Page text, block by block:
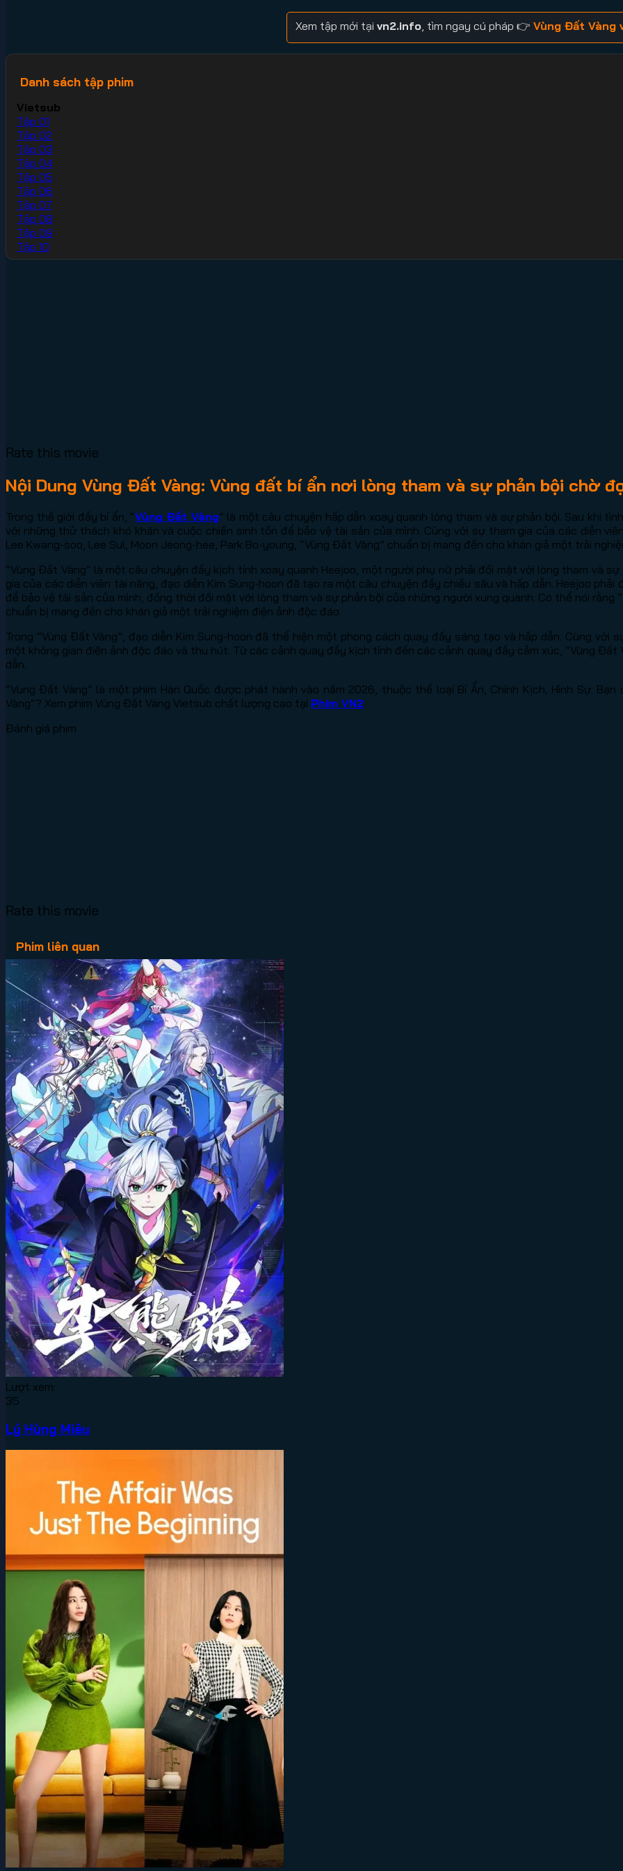
Xem tập mới tại vn2.info , tìm ngay cú pháp 👉 Vùng Đất Vàng
Danh sách tập phim
Vietsub
Tập 01
Tập 02
Tập 03
Tập 04
Tập 05
Tập 06
Tập 07
Tập 08
Tập 09
Tập 10
Rate this movie
Nội Dung Vùng Đất Vàng: Vùng đất bí ẩn nơi lòng tham và sự phản bội chờ
Trong thế giới đầy bí ẩn, “Vùng Đất Vàng” là một câu chuyện hấp dẫn xoay quanh lòng tham và sự phản bội. Sau khi
với những thử thách khó khăn và cuộc chiến sinh tồn để bảo vệ tài sản của mình. Cùng với sự tham gia của các diễn
Lee Kwang-soo, Lee Sul, Moon Jeong-hee, Park Bo-young, “Vùng Đất Vàng” chuẩn bị mang đến cho khán giả một trải
“Vùng Đất Vàng” là một câu chuyện đầy kịch tính xoay quanh Heejoo, một người phụ nữ phải đối mặt với lòng tham và
gia của các diễn viên tài năng, đạo diễn Kim Sung-hoon đã tạo ra một câu chuyện đầy chiều sâu và hấp dẫn. Heejoo
để bảo vệ tài sản của mình, đồng thời đối mặt với lòng tham và sự phản bội của những người xung quanh. Có thể nói
chuẩn bị mang đến cho khán giả một trải nghiệm điện ảnh độc đáo.
Trong “Vùng Đất Vàng”, đạo diễn Kim Sung-hoon đã thể hiện một phong cách quay đầy sáng tạo và hấp dẫn. Cùng
một không gian điện ảnh độc đáo và thu hút. Từ các cảnh quay đầy kịch tính đến các cảnh quay đầy cảm xúc, “Vùng
dẫn.
“Vùng Đất Vàng” là một phim Hàn Quốc được phát hành vào năm 2026, thuộc thể loại Bí Ẩn, Chính Kịch, Hình Sự.
Vàng”? Xem phim Vùng Đất Vàng Vietsub chất lượng cao tại Phim VN2.
Đánh giá phim
Rate this movie
Phim liên quan
Lượt xem:
35
Lý Hùng Miêu